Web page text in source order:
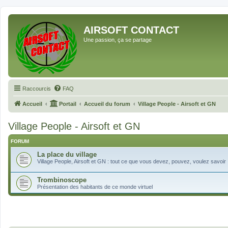
AIRSOFT CONTACT
Une passion, ça se partage
Raccourcis FAQ
Accueil Portail Accueil du forum Village People - Airsoft et GN
Village People - Airsoft et GN
FORUM
La place du village
Village People, Airsoft et GN : tout ce que vous devez, pouvez, voulez savoir
Trombinoscope
Présentation des habitants de ce monde virtuel